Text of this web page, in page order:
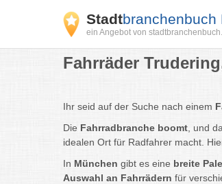
Stadtbranchenbuch
ein Angebot von
Fahrräder
Ihr seid auf der Suche nach einem
Die Fahrradbranche boomt , und
idealen Ort für Radfahrer macht.
In München gibt es eine breite
Auswahl an Fahrrädern für